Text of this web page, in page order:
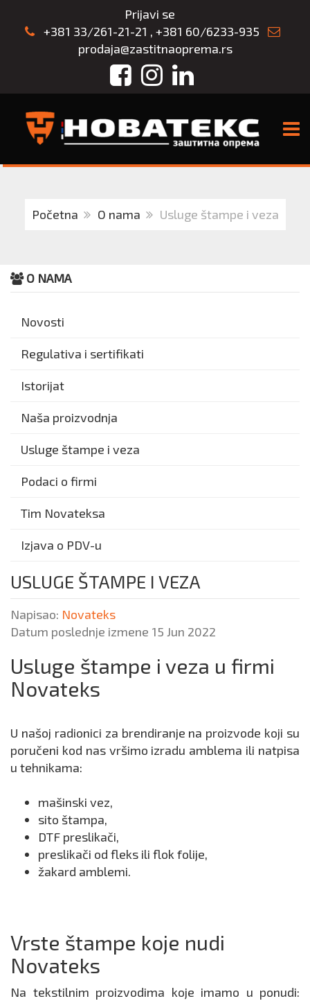
Prijavi se
+381 33/261-21-21 , +381 60/6233-935
prodaja@zastitnaoprema.rs
FacebookInstagram
LinkedIn
Početna O nama Usluge štampe i veza
O NAMA
Novosti
Regulativa i sertifikati
Istorijat
Naša proizvodnja
Usluge štampe i veza
Podaci o firmi
Tim Novateksa
Izjava o PDV-u
USLUGE ŠTAMPE I VEZA
Napisao: Novateks
Datum poslednje izmene 15 Jun 2022
Usluge štampe i veza u firmi
Novateks
U našoj radionici za brendiranje na proizvode koji su
poručeni kod nas vršimo izradu amblema ili natpisa
u tehnikama:
mašinski vez,
sito štampa,
DTF preslikači,
preslikači od fleks ili flok folije,
žakard amblemi.
Vrste štampe koje nudi
Novateks
Na tekstilnim proizvodima koje imamo u ponudi: